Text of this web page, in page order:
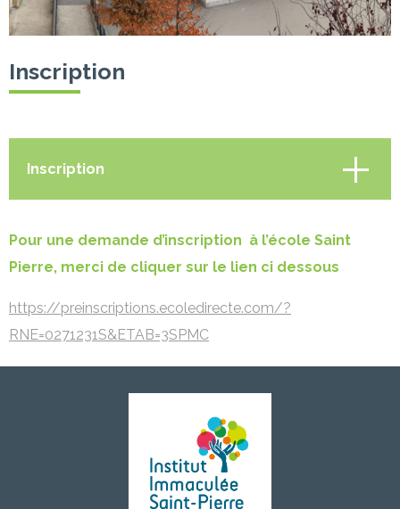
Inscription
Inscription
Présentation
Pour une demande d’inscription à l’école Saint
Pierre, merci de cliquer sur le lien ci dessous
https://preinscriptions.ecoledirecte.com/?
RNE=0271231S&ETAB=3SPMC